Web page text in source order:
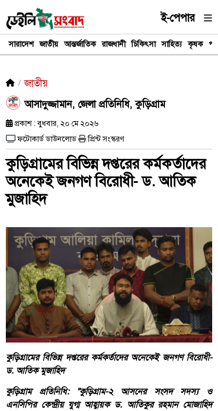
ই-পেপার
সারাদেশ জাতীয় আন্তর্জাতিক রাজধানী চিকিৎসা সাহিত্য কৃষক
জাতীয়
আসাদুজ্জামান, জেলা প্রতিনিধি, কুড়িগ্রাম
প্রকাশ : বুধবার, ২০ মে ২০২৬
ফটোকার্ড ডাউনলোড
প্রিন্ট সংস্করণ
কুড়িগ্রামের বিভিন্ন দপ্তরের কর্মকর্তাদের
অনেকেই জনগণ বিরোধী- ড. আতিক
মুজাহিদ
কুড়িগ্রামের বিভিন্ন দপ্তরের কর্মকর্তাদের অনেকেই জনগণ বিরোধী-
ড. আতিক মুজাহিদ
কুড়িগ্রাম প্রতিনিধি: "কুড়িগ্রাম-২ আসনের সংসদ সদস্য ও
এনসিপির কেন্দ্রীয় যুগ্ম আহ্বায়ক ড. আতিকুর রহমান মোজাহিদ